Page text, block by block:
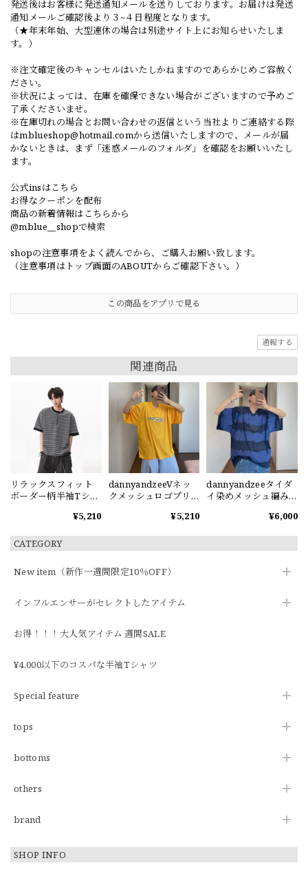
CATEGORY
New item（新作一週間限定10％OFF）
インフルエンサーがセレクトしたアイテム
お得！！！大人気アイテム 週間SALE
¥4,000以下のコスパな半袖Tシャツ
Special feature
tops
bottoms
others
brand
SHOP INFO
発送後はお客様に発送通知メールを送りしております。お届けは発送
通知メールご確認後より３~４日程度となります。
（★年末年始、大型連休の場合は別途サイト上にお知らせいたしま
す。）
※注文確定後のキャンセルはいたしかねますのであらかじめご容赦く
ださい。
※状況によっては、在庫を確保できない場合がございますので予めご
了承くださいませ。
※在庫切れの場合とお問い合わせの返信という当社よりご連絡する際
はmblueshop@hotmail.comから送信いたしますので、メールが届
かないときは、まず「迷惑メールのフォルダ」を確認をお願いいたし
ます。
公式insはこちら
お得なクーポンを配布
商品の新着情報はこちらから
@mblue__shopで検索
shopの注意事項をよく読んでから、ご購入お願い致します。
（注意事項はトップ画面のABOUTからご確認下さい。）
この商品をアプリで見る
通報する
関連商品
リラックスフィット
ボーダー柄半袖Tシャ
¥5,210
dannyandzeeVネッ
クメッシュロゴプリ
¥5,210
dannyandzeeタイダ
イ染めメッシュ編みV
¥6,000